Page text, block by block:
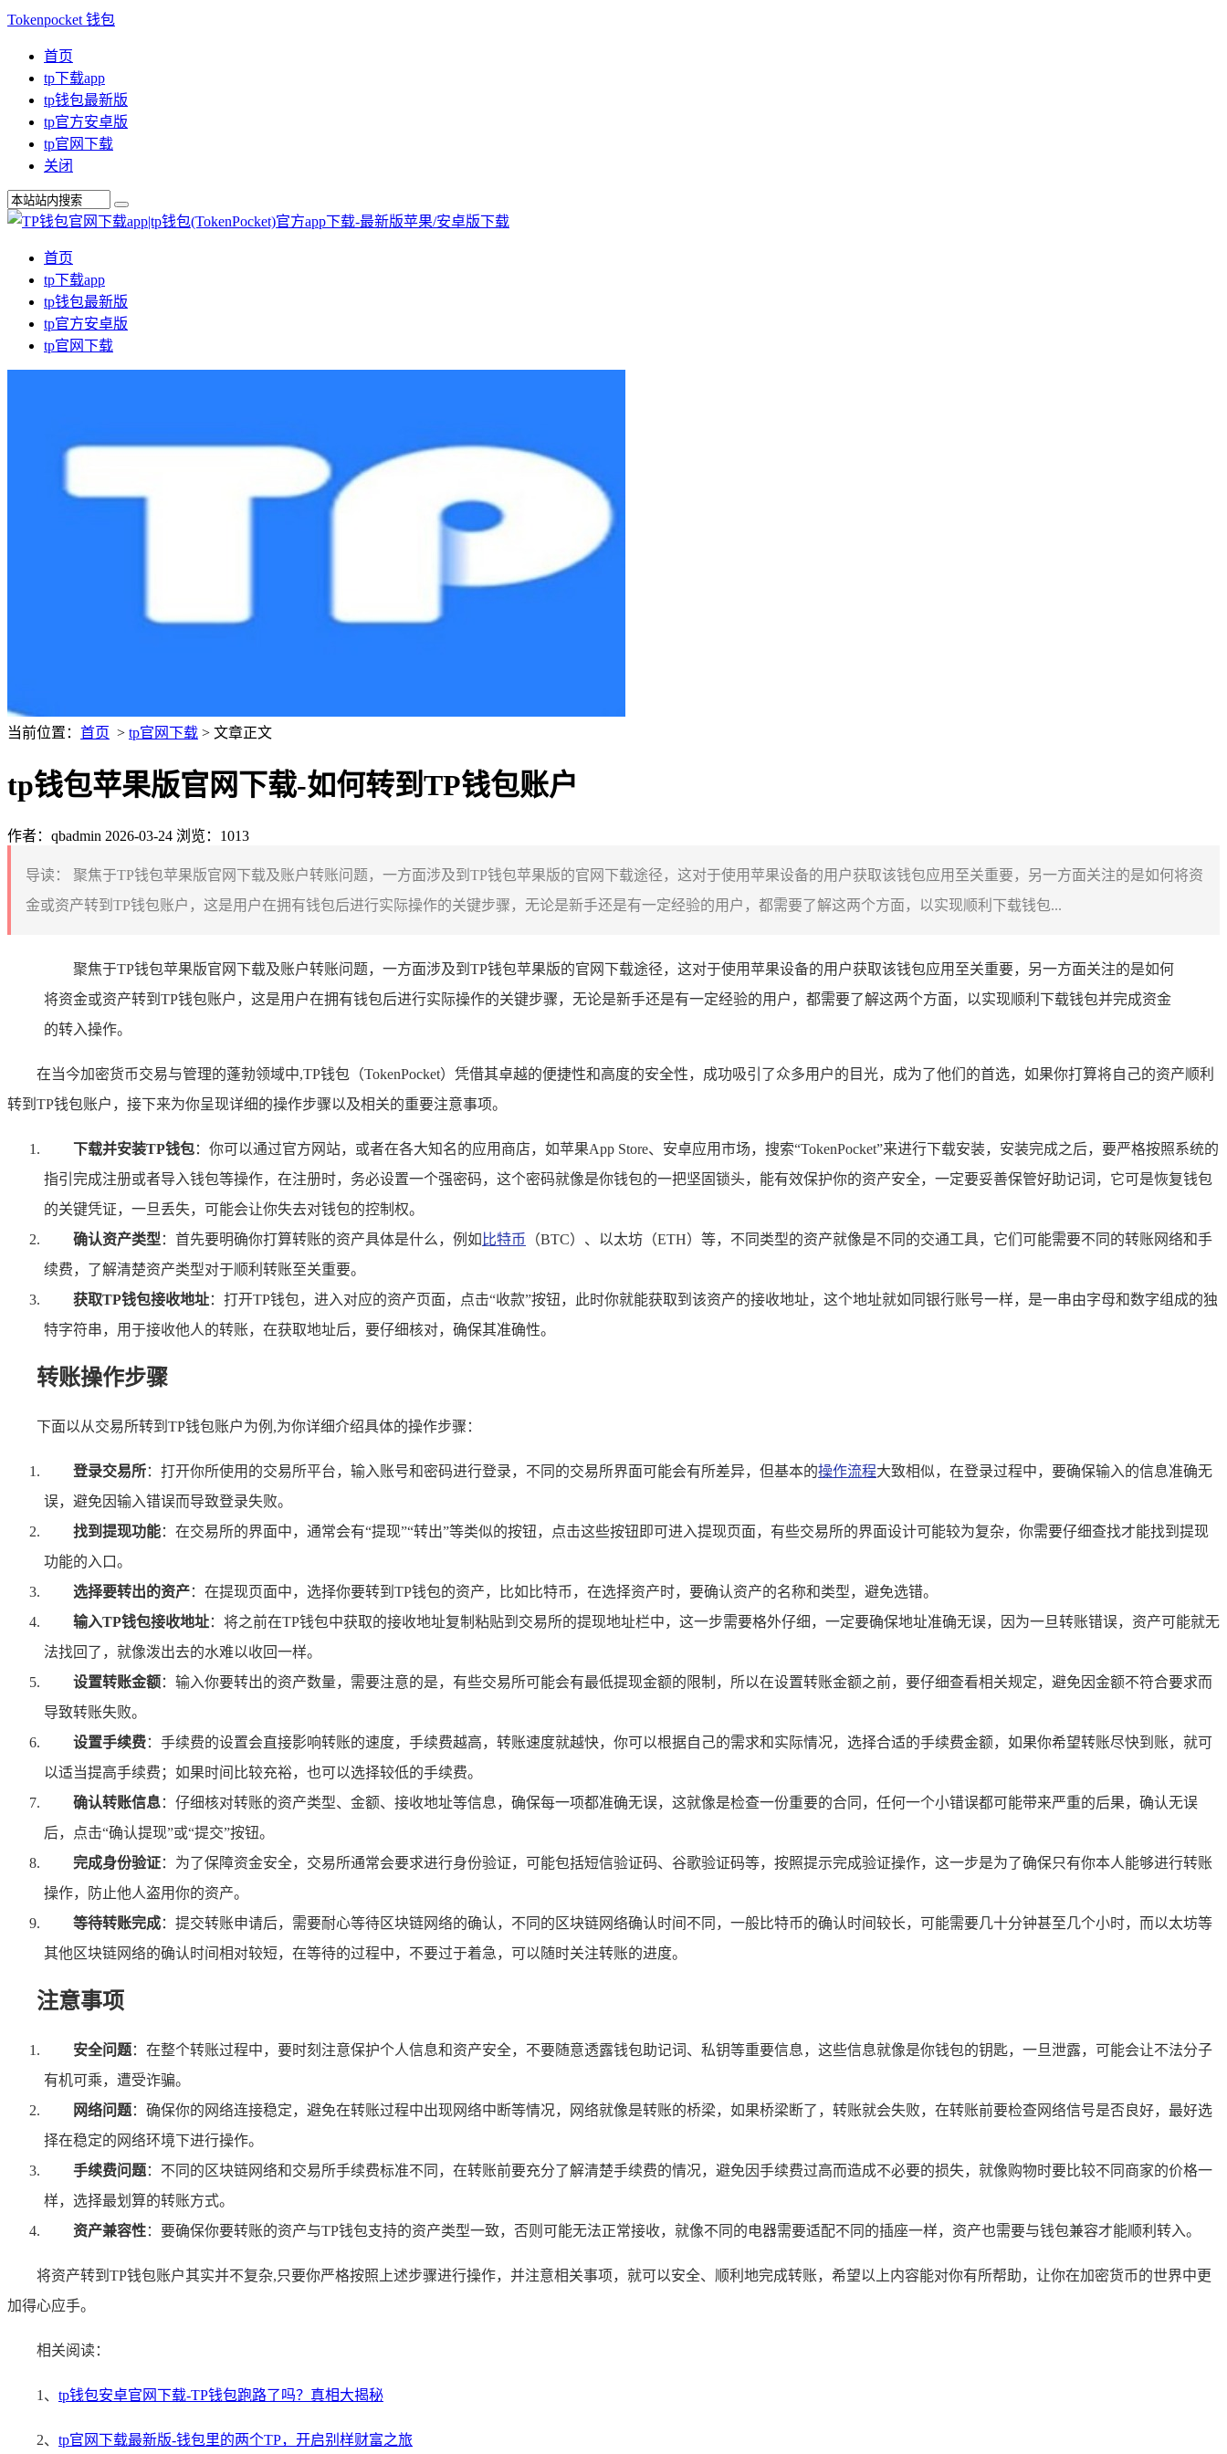
Tokenpocket 钱包
首页
tp下载app
tp钱包最新版
tp官方安卓版
tp官网下载
关闭
首页
tp下载app
tp钱包最新版
tp官方安卓版
tp官网下载
当前位置： 首页 > tp官网下载 > 文章正文
tp钱包苹果版官网下载-如何转到TP钱包账户
作者：qbadmin 2026-03-24 浏览：1013
导读：
聚焦于TP钱包苹果版官网下载及账户转账问题，一方面涉及到TP钱包苹果版的官网下载途径，这对于使用苹果设备的用户获取该钱包应用至关重要，另一方面关注的是如何将资
金或资产转到TP钱包账户，这是用户在拥有钱包后进行实际操作的关键步骤，无论是新手还是有一定经验的用户，都需要了解这两个方面，以实现顺利下载钱包...
聚焦于TP钱包苹果版官网下载及账户转账问题，一方面涉及到TP钱包苹果版的官网下载途径，这对于使用苹果设备的用户获取该钱包应用至关重要，另一方面关注的是如何
将资金或资产转到TP钱包账户，这是用户在拥有钱包后进行实际操作的关键步骤，无论是新手还是有一定经验的用户，都需要了解这两个方面，以实现顺利下载钱包并完成资金
的转入操作。
在当今加密货币交易与管理的蓬勃领域中,TP钱包（TokenPocket）凭借其卓越的便捷性和高度的安全性，成功吸引了众多用户的目光，成为了他们的首选，如果你打算将自己的资产顺利
转到TP钱包账户，接下来为你呈现详细的操作步骤以及相关的重要注意事项。
下载并安装TP钱包：你可以通过官方网站，或者在各大知名的应用商店，如苹果App Store、安卓应用市场，搜索“TokenPocket”来进行下载安装，安装完成之后，要严格按照系统的
指引完成注册或者导入钱包等操作，在注册时，务必设置一个强密码，这个密码就像是你钱包的一把坚固锁头，能有效保护你的资产安全，一定要妥善保管好助记词，它可是恢复钱包
的关键凭证，一旦丢失，可能会让你失去对钱包的控制权。
确认资产类型 ：首先要明确你打算转账的资产具体是什么，例如 比特币
（BTC）、以太坊（ETH）等，不同类型的资产就像是不同的交通工具，它们可能需要不同的转账网络和手
续费，了解清楚资产类型对于顺利转账至关重要。
获取TP钱包接收地址：打开TP钱包，进入对应的资产页面，点击“收款”按钮，此时你就能获取到该资产的接收地址，这个地址就如同银行账号一样，是一串由字母和数字组成的独
特字符串，用于接收他人的转账，在获取地址后，要仔细核对，确保其准确性。
转账操作步骤
下面以从交易所转到TP钱包账户为例,为你详细介绍具体的操作步骤：
登录交易所：打开你所使用的交易所平台，输入账号和密码进行登录，不同的交易所界面可能会有所差异，但基本的操作流程大致相似，在登录过程中，要确保输入的信息准确无
误，避免因输入错误而导致登录失败。
找到提现功能：在交易所的界面中，通常会有“提现”“转出”等类似的按钮，点击这些按钮即可进入提现页面，有些交易所的界面设计可能较为复杂，你需要仔细查找才能找到提现
功能的入口。
选择要转出的资产：在提现页面中，选择你要转到TP钱包的资产，比如比特币，在选择资产时，要确认资产的名称和类型，避免选错。
输入TP钱包接收地址：将之前在TP钱包中获取的接收地址复制粘贴到交易所的提现地址栏中，这一步需要格外仔细，一定要确保地址准确无误，因为一旦转账错误，资产可能就无
法找回了，就像泼出去的水难以收回一样。
设置转账金额：输入你要转出的资产数量，需要注意的是，有些交易所可能会有最低提现金额的限制，所以在设置转账金额之前，要仔细查看相关规定，避免因金额不符合要求而
导致转账失败。
设置手续费：手续费的设置会直接影响转账的速度，手续费越高，转账速度就越快，你可以根据自己的需求和实际情况，选择合适的手续费金额，如果你希望转账尽快到账，就可
以适当提高手续费；如果时间比较充裕，也可以选择较低的手续费。
确认转账信息：仔细核对转账的资产类型、金额、接收地址等信息，确保每一项都准确无误，这就像是检查一份重要的合同，任何一个小错误都可能带来严重的后果，确认无误
后，点击“确认提现”或“提交”按钮。
完成身份验证：为了保障资金安全，交易所通常会要求进行身份验证，可能包括短信验证码、谷歌验证码等，按照提示完成验证操作，这一步是为了确保只有你本人能够进行转账
操作，防止他人盗用你的资产。
等待转账完成：提交转账申请后，需要耐心等待区块链网络的确认，不同的区块链网络确认时间不同，一般比特币的确认时间较长，可能需要几十分钟甚至几个小时，而以太坊等
其他区块链网络的确认时间相对较短，在等待的过程中，不要过于着急，可以随时关注转账的进度。
注意事项
安全问题：在整个转账过程中，要时刻注意保护个人信息和资产安全，不要随意透露钱包助记词、私钥等重要信息，这些信息就像是你钱包的钥匙，一旦泄露，可能会让不法分子
有机可乘，遭受诈骗。
网络问题：确保你的网络连接稳定，避免在转账过程中出现网络中断等情况，网络就像是转账的桥梁，如果桥梁断了，转账就会失败，在转账前要检查网络信号是否良好，最好选
择在稳定的网络环境下进行操作。
手续费问题：不同的区块链网络和交易所手续费标准不同，在转账前要充分了解清楚手续费的情况，避免因手续费过高而造成不必要的损失，就像购物时要比较不同商家的价格一
样，选择最划算的转账方式。
资产兼容性：要确保你要转账的资产与TP钱包支持的资产类型一致，否则可能无法正常接收，就像不同的电器需要适配不同的插座一样，资产也需要与钱包兼容才能顺利转入。
将资产转到TP钱包账户其实并不复杂,只要你严格按照上述步骤进行操作，并注意相关事项，就可以安全、顺利地完成转账，希望以上内容能对你有所帮助，让你在加密货币的世界中更
加得心应手。
相关阅读：
1、 tp钱包安卓官网下载-TP钱包跑路了吗？真相大揭秘
2、 tp官网下载最新版-钱包里的两个TP，开启别样财富之旅